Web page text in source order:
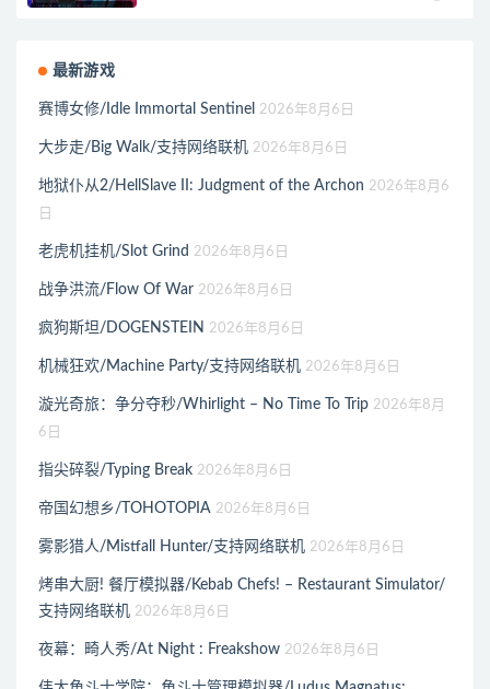
最新游戏
赛博女修/Idle Immortal Sentinel 2026年8月6日
大步走/Big Walk/支持网络联机 2026年8月6日
地狱仆从2/HellSlave II: Judgment of the Archon 2026年8月6
日
老虎机挂机/Slot Grind 2026年8月6日
战争洪流/Flow Of War 2026年8月6日
疯狗斯坦/DOGENSTEIN 2026年8月6日
机械狂欢/Machine Party/支持网络联机 2026年8月6日
漩光奇旅：争分夺秒/Whirlight – No Time To Trip 2026年8月
6日
指尖碎裂/Typing Break 2026年8月6日
帝国幻想乡/TOHOTOPIA 2026年8月6日
雾影猎人/Mistfall Hunter/支持网络联机 2026年8月6日
烤串大厨! 餐厅模拟器/Kebab Chefs! – Restaurant Simulator/
支持网络联机 2026年8月6日
夜幕：畸人秀/At Night : Freakshow 2026年8月6日